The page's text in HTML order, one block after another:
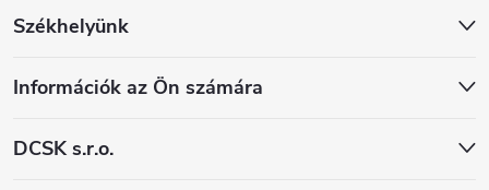
Székhelyünk
Információk az Ön számára
DCSK s.r.o.